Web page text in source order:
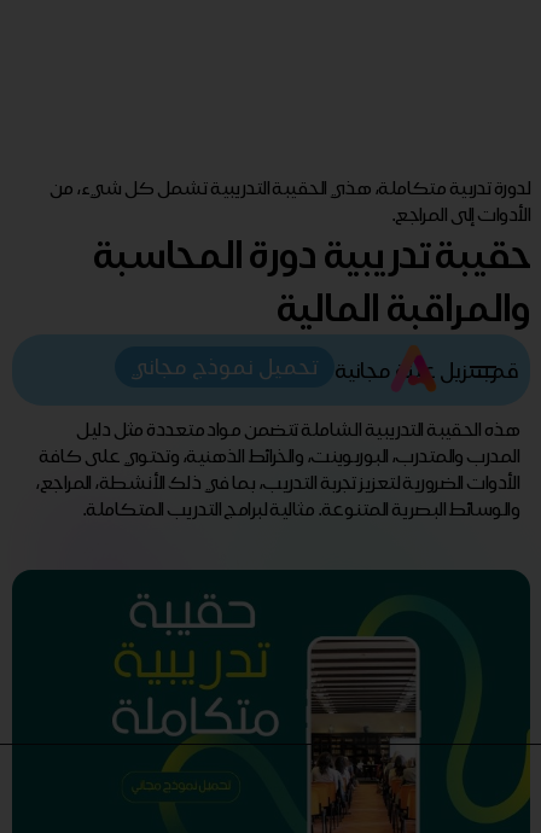
لدورة تدربية متكاملة، هذي الحقيبة التدريبية تشمل كل شيء، من
الأدوات إلى المراجع.
حقيبة تدريبية دورة المحاسبة
والمراقبة المالية
قم بتنزيل عينة مجانية تحميل نموذج مجاني
هذه الحقيبة التدريبية الشاملة تتضمن مواد متعددة مثل دليل
المدرب والمتدرب، البوربوينت، والخرائط الذهنية، وتحتوي على كافة
الأدوات الضرورية لتعزيز تجربة التدريب، بما في ذلك الأنشطة، المراجع،
والوسائط البصرية المتنوعة. مثالية لبرامج التدريب المتكاملة.